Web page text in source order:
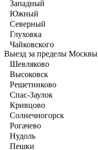
Западный
Южный
Северный
Глуховка
Чайковского
Выезд за пределы Москвы
Шевляково
Высоковск
Решетниково
Спас-Заулок
Кривцово
Солнечногорск
Рогачево
Нудоль
Пешки